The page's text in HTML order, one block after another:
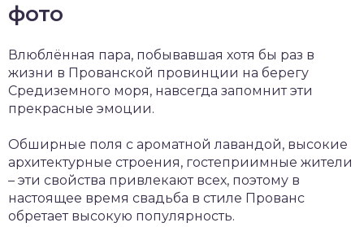
фото
Влюблённая пара, побывавшая хотя бы раз в
жизни в Прованской провинции на берегу
Средиземного моря, навсегда запомнит эти
прекрасные эмоции.
Обширные поля с ароматной лавандой, высокие
архитектурные строения, гостеприимные жители
– эти свойства привлекают всех, поэтому в
настоящее время свадьба в стиле Прованс
обретает высокую популярность.